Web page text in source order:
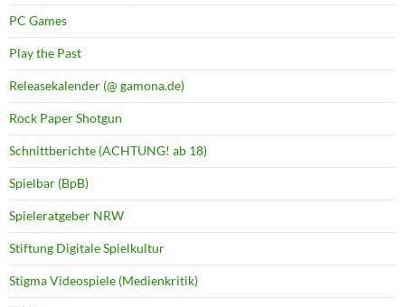
PC Games
Play the Past
Releasekalender (@ gamona.de)
Rock Paper Shotgun
Schnittberichte (ACHTUNG! ab 18)
Spielbar (BpB)
Spieleratgeber NRW
Stiftung Digitale Spielkultur
Stigma Videospiele (Medienkritik)